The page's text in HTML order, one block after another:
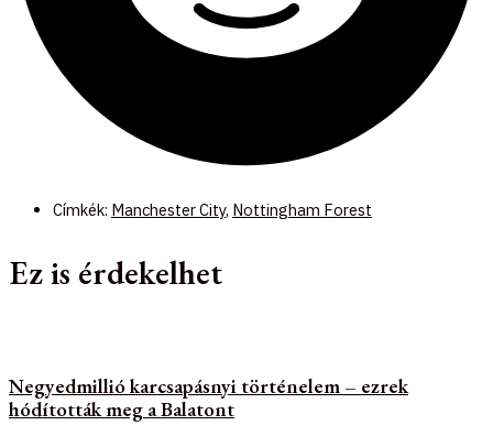
Címkék: Manchester City, Nottingham Forest
Ez is érdekelhet
Negyedmillió karcsapásnyi történelem – ezrek
hódították meg a Balatont